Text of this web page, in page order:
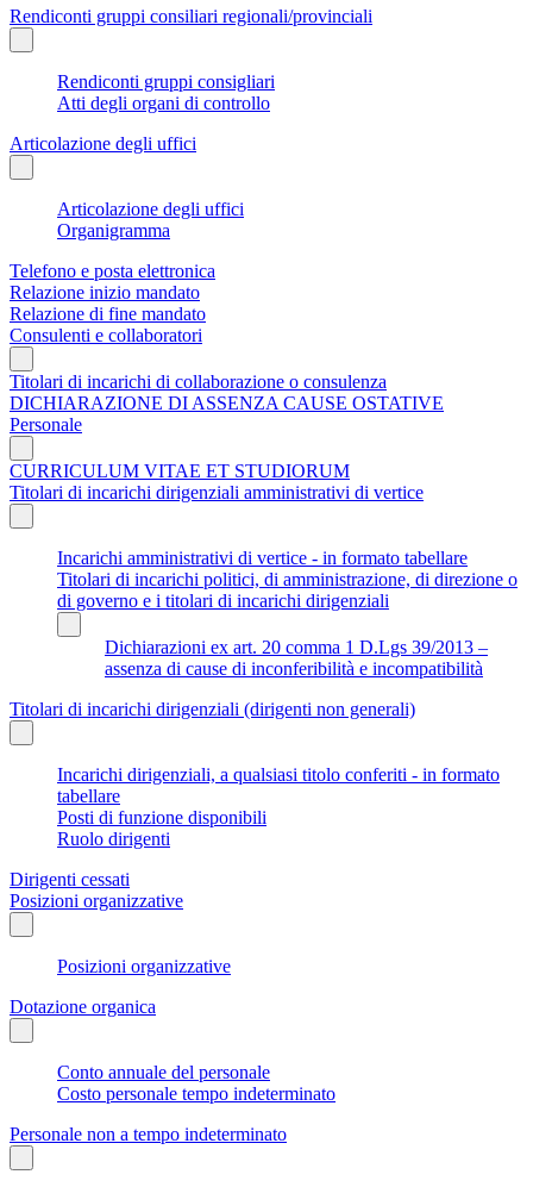
Rendiconti gruppi consiliari regionali/provinciali
Rendiconti gruppi consigliari
Atti degli organi di controllo
Articolazione degli uffici
Articolazione degli uffici
Organigramma
Telefono e posta elettronica
Relazione inizio mandato
Relazione di fine mandato
Consulenti e collaboratori
Titolari di incarichi di collaborazione o consulenza
DICHIARAZIONE DI ASSENZA CAUSE OSTATIVE
Personale
CURRICULUM VITAE ET STUDIORUM
Titolari di incarichi dirigenziali amministrativi di vertice
Incarichi amministrativi di vertice - in formato tabellare
Titolari di incarichi politici, di amministrazione, di direzione o
di governo e i titolari di incarichi dirigenziali
Dichiarazioni ex art. 20 comma 1 D.Lgs 39/2013 –
assenza di cause di inconferibilità e incompatibilità
Titolari di incarichi dirigenziali (dirigenti non generali)
Incarichi dirigenziali, a qualsiasi titolo conferiti - in formato
tabellare
Posti di funzione disponibili
Ruolo dirigenti
Dirigenti cessati
Posizioni organizzative
Posizioni organizzative
Dotazione organica
Conto annuale del personale
Costo personale tempo indeterminato
Personale non a tempo indeterminato